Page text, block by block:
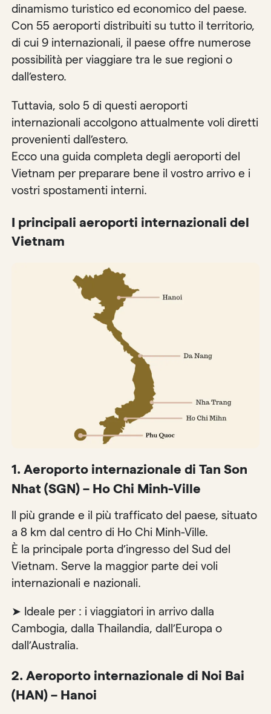
dinamismo turistico ed economico del paese.
Con 55 aeroporti distribuiti su tutto il territorio,
di cui 9 internazionali, il paese offre numerose
possibilità per viaggiare tra le sue regioni o
dall’estero.
Tuttavia, solo 5 di questi aeroporti
internazionali accolgono attualmente voli diretti
provenienti dall’estero.
Ecco una guida completa degli aeroporti del
Vietnam per preparare bene il vostro arrivo e i
vostri spostamenti interni.
I principali aeroporti internazionali del
Vietnam
1. Aeroporto internazionale di Tan Son
Nhat (SGN) – Ho Chi Minh-Ville
Il più grande e il più trafficato del paese, situato
a 8 km dal centro di Ho Chi Minh-Ville.
È la principale porta d’ingresso del Sud del
Vietnam. Serve la maggior parte dei voli
internazionali e nazionali.
➤ Ideale per : i viaggiatori in arrivo dalla
Cambogia, dalla Thailandia, dall’Europa o
dall’Australia.
2. Aeroporto internazionale di Noi Bai
(HAN) – Hanoi